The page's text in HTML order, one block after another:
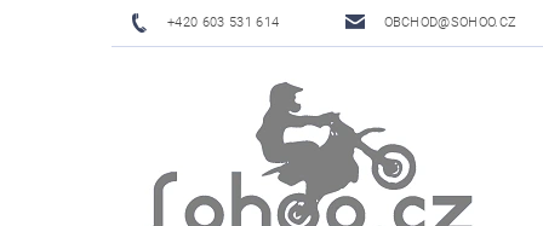
+420 603 531 614 OBCHOD@SOHOO.CZ